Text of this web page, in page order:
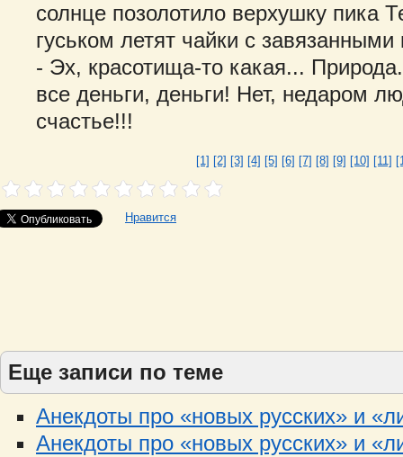
солнце позолотило верхушку пика
гуськом летят чайки с
- Эх, красотища-то какая...
все деньги, деньги! Нет, недаром
счастье!!!
[1] [2] [3] [4] [5] [6] [7] [8] [9] [10] [11]
Нравится
Еще записи по теме
Анекдоты про «новых русских» и
Анекдоты про «новых русских» и